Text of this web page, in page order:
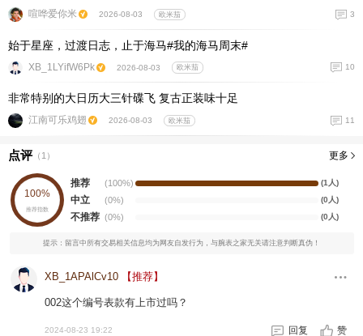
喧哗爱你米 2026-08-03 欧米茄 3
始于星座，过渡日志，止于海马#我的海马周末#
XB_1LYifW6Pk 2026-08-03 欧米茄 10
非常特别的大日历大三针碟飞 复古正装味十足
江南可乐鸡翅 2026-08-03 欧米茄 11
点评（ 1 ） 更多
100%
推荐指数
推荐 (100%) (1人)
中立 (0%) (0人)
不推荐 (0%) (0人)
提示：留言中所有交易相关信息均为网友自发行为，与腕表之家无关请注意判断真伪！
XB_1APAlCv10 【推荐】
002这个编号表款有上市过吗？
2024-08-23 19:22 回复 赞